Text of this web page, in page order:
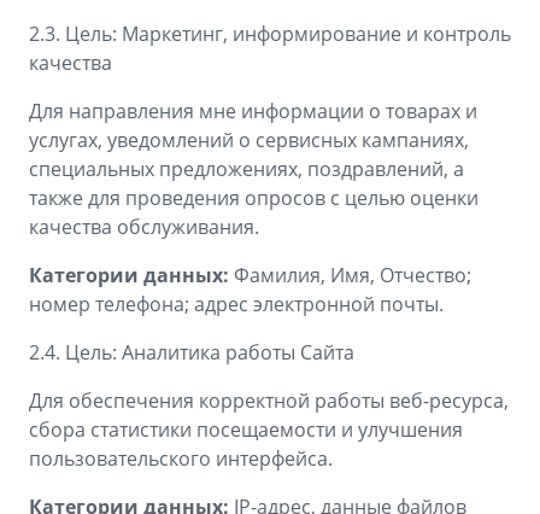
2.3. Цель: Маркетинг, информирование и контроль
качества
Для направления мне информации о товарах и
услугах, уведомлений о сервисных кампаниях,
специальных предложениях, поздравлений, а
также для проведения опросов с целью оценки
качества обслуживания.
Категории данных: Фамилия, Имя, Отчество;
номер телефона; адрес электронной почты.
2.4. Цель: Аналитика работы Сайта
Для обеспечения корректной работы веб-ресурса,
сбора статистики посещаемости и улучшения
пользовательского интерфейса.
Категории данных: IP-адрес, данные файлов